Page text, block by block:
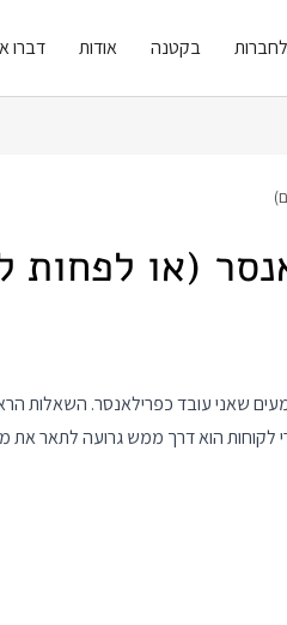
בקטנה אודות דברו
(או
שאני עובד כפרילאנסר. השאלות
לקוחות הוא דרך ממש גרועה לתאר